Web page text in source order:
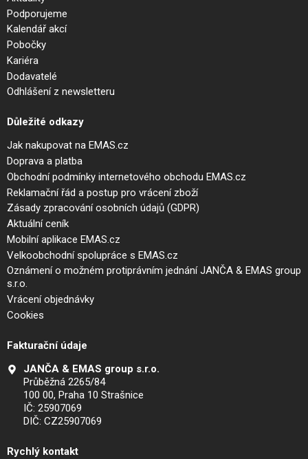
Podporujeme
Kalendář akcí
Pobočky
Kariéra
Dodavatelé
Odhlášení z newsletteru
Důležité odkazy
Jak nakupovat na EMAS.cz
Doprava a platba
Obchodní podmínky internetového obchodu EMAS.cz
Reklamační řád a postup pro vrácení zboží
Zásady zpracování osobních údajů (GDPR)
Aktuální ceník
Mobilní aplikace EMAS.cz
Velkoobchodní spolupráce s EMAS.cz
Oznámení o možném protiprávním jednání JANČA & EMAS group
s.r.o.
Vrácení objednávky
Cookies
Fakturační údaje
JANČA & EMAS group s.r.o.
Průběžná 2265/84
100 00, Praha 10 Strašnice
IČ: 25907069
DIČ: CZ25907069
Rychlý kontakt